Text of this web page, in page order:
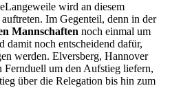
Langeweile wird an diesem
Im Gegenteil, denn in der
Mannschaften noch einmal um
damit noch entscheidend dafür,
werden. Elversberg, Hannover
Fernduell um den Aufstieg liefern,
über die Relegation bis hin zum